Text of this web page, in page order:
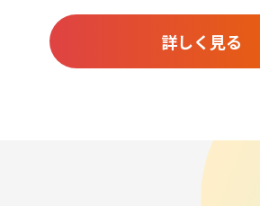
詳しく見る